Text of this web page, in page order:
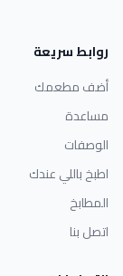
روابط سريعة
أضف مطعمك
مساعدة
الوصفات
اطبخ باللي عندك
المطابخ
اتصل بنا